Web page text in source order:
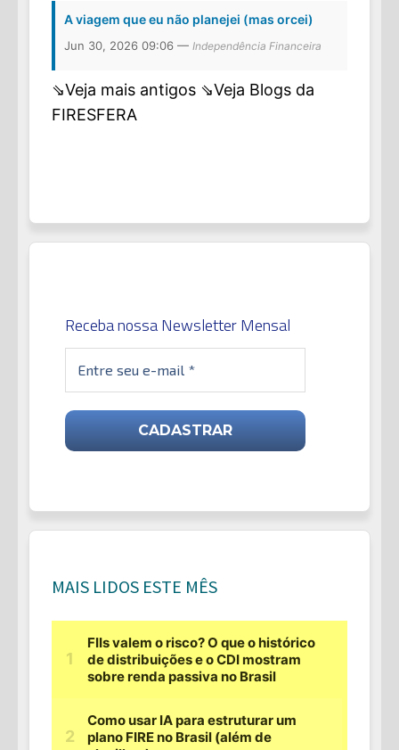
A viagem que eu não planejei (mas orcei)
Jun 30, 2026 09:06 — Independência Financeira
⇘Veja mais antigos ⇘Veja Blogs da
FIRESFERA
Receba nossa Newsletter Mensal
MAIS LIDOS ESTE MÊS